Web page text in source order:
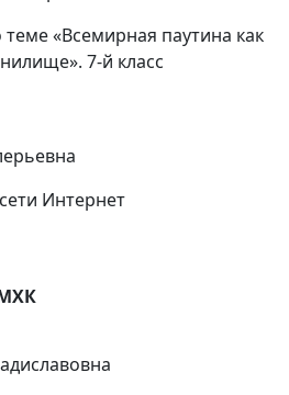
«Всемирная паутина как
7-й класс
Интернет